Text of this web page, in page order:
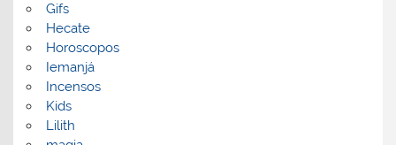
Gifs
Hecate
Horoscopos
Iemanjá
Incensos
Kids
Lilith